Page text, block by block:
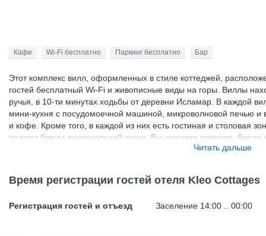
Кафе Wi-Fi бесплатно Паркинг бесплатно Бар
Этот комплекс вилл, оформленных в стиле коттеджей,
гостей бесплатный Wi-Fi и живописные виды на горы. Виллы
ручья, в 10-ти минутах ходьбы от деревни Исламар. В каждой
мини-кухня с посудомоечной машиной, микроволновой печью
и кофе. Кроме того, в каждой из них есть гостиная и столовая
подают блюда региональной кухни. Вы сможете отведать блюда
Патара и Капутас расположены в 25-ти минутах езды.Читать дальше
Время регистрации гостей отеля Kleo Cottages
Регистрация гостей и отъезд Заселение 14:00 .. 00:00